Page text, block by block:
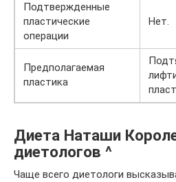
Подтвержденные
пластические
операции
Нет.
Предполагаемая
пластика
Диета Наташи
диетологов ^
Чаще всего диетологи